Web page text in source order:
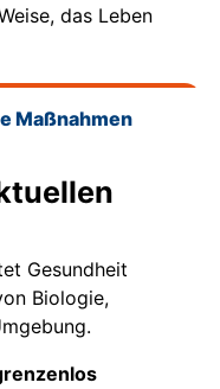
das Leben
Maßnahmen
Gesundheit
Biologie,